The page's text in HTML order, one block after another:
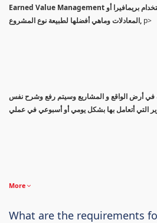
Earned Value Management وكيفية حسابها سواءً بأستخدام بريمافيرا أو
المعادلات وماهي أفضلها لطبيعة نوع المشروع, p>
في أرض الواقع و المشاريع وسيتم رفع وشرح نفس
More
What are the requirements